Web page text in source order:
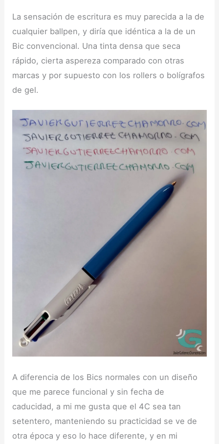
La sensación de escritura es muy parecida a la de
cualquier ballpen, y diría que idéntica a la de un
Bic convencional. Una tinta densa que seca
rápido, cierta aspereza comparado con otras
marcas y por supuesto con los rollers o bolígrafos
de gel.
A diferencia de los Bics normales con un diseño
que me parece funcional y sin fecha de
caducidad, a mi me gusta que el 4C sea tan
setentero, manteniendo su practicidad se ve de
otra época y eso lo hace diferente, y en mi